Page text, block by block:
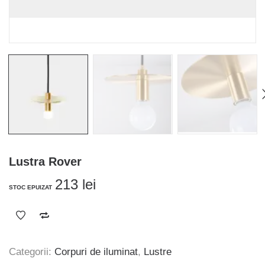
Lustra Rover
STOC EPUIZAT 213 lei
Categorii: Corpuri de iluminat, Lustre